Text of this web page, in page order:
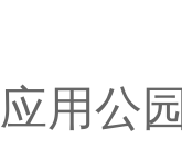
应用公